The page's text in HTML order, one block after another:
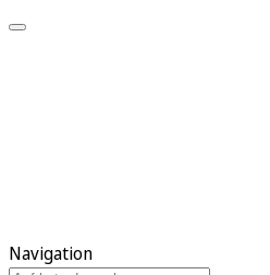
Navigation